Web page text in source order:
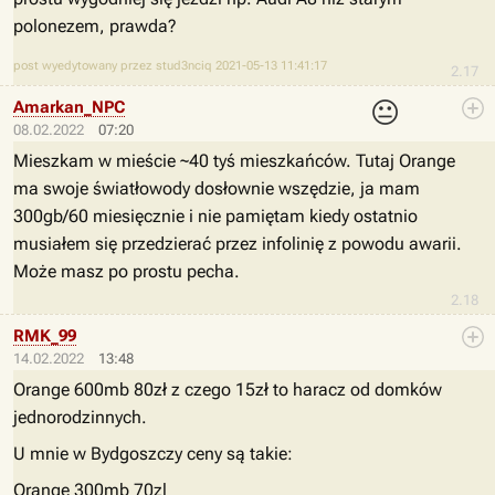
2.17
polonezem, prawda?
post wyedytowany przez stud3nciq 2021-05-13 11:41:17
08.02.2022 07:20
😐
2.18
Amarkan_NPC
Mieszkam w mieście ~40 tyś mieszkańców. Tutaj Orange
ma swoje światłowody dosłownie wszędzie, ja mam
300gb/60 miesięcznie i nie pamiętam kiedy ostatnio
musiałem się przedzierać przez infolinię z powodu awarii.
Może masz po prostu pecha.
14.02.2022 13:48
RMK_99
Orange 600mb 80zł z czego 15zł to haracz od domków
jednorodzinnych.
U mnie w Bydgoszczy ceny są takie:
Orange 300mb 70zl